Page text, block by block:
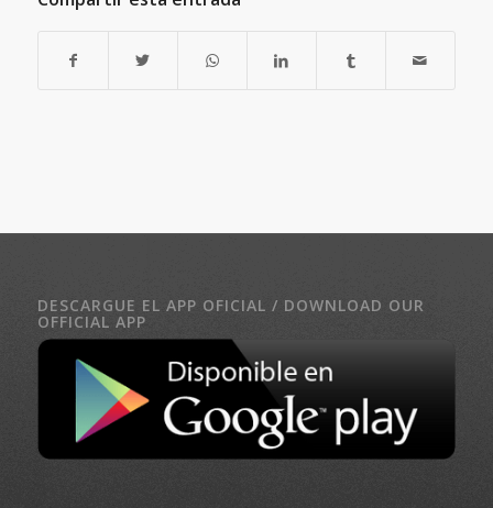
DESCARGUE EL APP OFICIAL / DOWNLOAD OUR
OFFICIAL APP